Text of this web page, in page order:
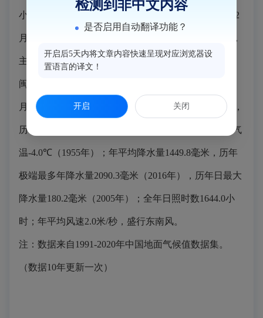
小，温度适宜，主要气象灾害是干旱、寒露风； 2
月为冬季，是一年中最冷， 但 ℃以下低温很少出现，
主要气象灾害是霜冻和寒潮。
闽侯国家气象观测站年平均气温
月）平均气温11.3 ℃，最热月（ 月）平均气温 ℃，
历年极端最高气温 年），历年极端最低气
温-4.0℃（1955年）；年平均降水量1449.8毫米，历年
极端最多年降水量2090.3毫米（2016年），历年日最大
降水量180.2毫米（2005年）；全年日照时数1644.0小
时；年平均风速2.0米/秒，盛行东南风。
注：数据来自1991-2020年中国地面气候值数据集。
（数据10年更新一次）
检测到非中文内容
是否启用自动翻译功能？
开启后5天内将文章内容快速呈现对应浏览器设
置语言的译文！
开启 关闭